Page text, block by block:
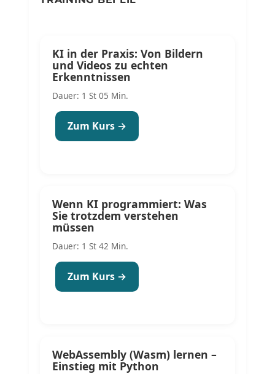
KI in der Praxis: Von Bildern
und Videos zu echten
Erkenntnissen
Dauer: 1 St 05 Min.
Zum Kurs →
Wenn KI programmiert: Was
Sie trotzdem verstehen
müssen
Dauer: 1 St 42 Min.
Zum Kurs →
WebAssembly (Wasm) lernen –
Einstieg mit Python